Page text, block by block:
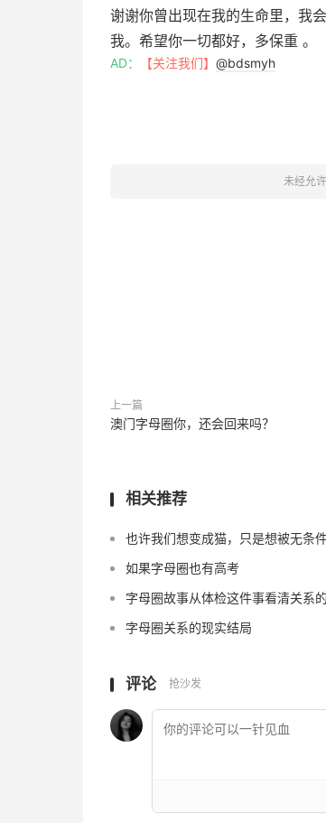
谢谢你曾出现在我的生命里，我
我。希望你一切都好，多保重 。
AD： 【关注我们】 @bdsmyh
未经允
上一篇
澳门字母圈你，还会回来吗？
相关推荐
也许我们想变成猫，只是想被无条
如果字母圈也有高考
字母圈故事从体检这件事看清关系
字母圈关系的现实结局
评论 抢沙发